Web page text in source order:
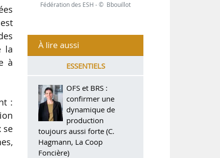
la
à
:
se
Fédération des ESH - © Bbouillot
À lire aussi
ESSENTIELS
OFS et BRS :
confirmer une
dynamique de
production
toujours aussi forte (C.
Hagmann, La Coop
Foncière)